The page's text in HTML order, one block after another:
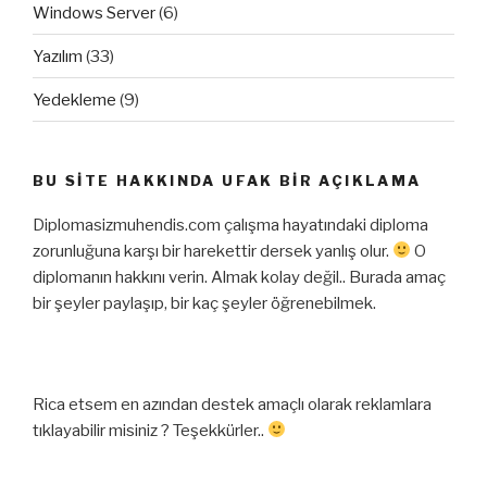
Windows Server(6)
Yazılım (33)
Yedekleme (9)
BU SITE HAKKINDA UFAK BIR AÇIKLAMA
Diplomasizmuhendis.com çalışma hayatındaki diploma
zorunluğuna karşı bir harekettir dersek yanlış olur.
O
diplomanın hakkını verin. Almak kolay değil.. Burada amaç
bir şeyler paylaşıp, bir kaç şeyler öğrenebilmek.
Rica etsem en azından destek amaçlı olarak reklamlara
tıklayabilir misiniz ? Teşekkürler..